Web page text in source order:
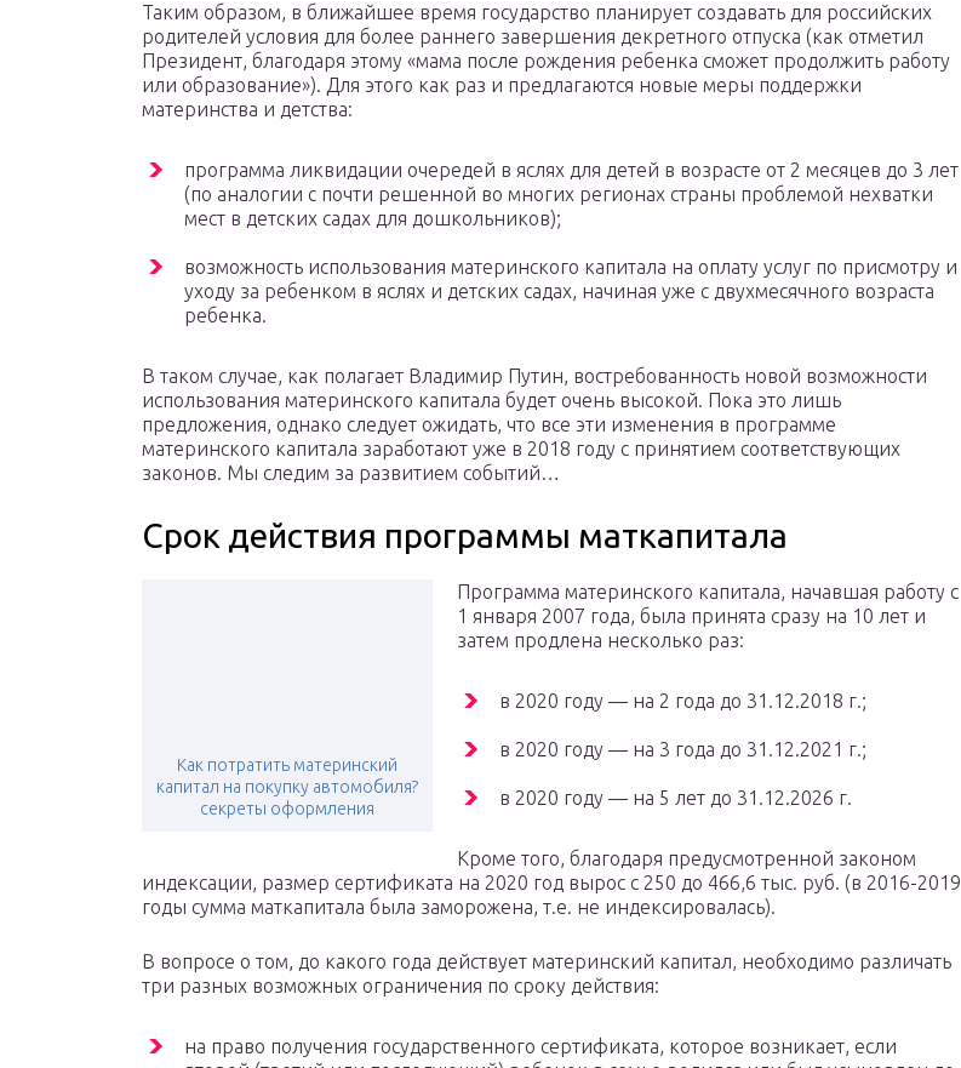
Таким образом, в ближайшее время государство планирует создавать для российских
родителей условия для более раннего завершения декретного отпуска (как отметил
Президент, благодаря этому «мама после рождения ребенка сможет продолжить работу
или образование»). Для этого как раз и предлагаются новые меры поддержки
материнства и детства:
программа ликвидации очередей в яслях для детей в возрасте от 2 месяцев до 3 лет
(по аналогии с почти решенной во многих регионах страны проблемой нехватки
мест в детских садах для дошкольников);
возможность использования материнского капитала на оплату услуг по присмотру и
уходу за ребенком в яслях и детских садах, начиная уже с двухмесячного возраста
ребенка.
В таком случае, как полагает Владимир Путин, востребованность новой возможности
использования материнского капитала будет очень высокой. Пока это лишь
предложения, однако следует ожидать, что все эти изменения в программе
материнского капитала заработают уже в 2018 году с принятием соответствующих
законов. Мы следим за развитием событий…
Срок действия программы маткапитала
Как потратить материнский
капитал на покупку автомобиля?
секреты оформления
Программа материнского капитала, начавшая работу с
1 января 2007 года, была принята сразу на 10 лет и
затем продлена несколько раз:
в 2020 году — на 2 года до 31.12.2018 г.;
в 2020 году — на 3 года до 31.12.2021 г.;
в 2020 году — на 5 лет до 31.12.2026 г.
Кроме того, благодаря предусмотренной законом
индексации, размер сертификата на 2020 год вырос с 250 до 466,6 тыс. руб. (в 2016-2019
годы сумма маткапитала была заморожена, т.е. не индексировалась).
В вопросе о том, до какого года действует материнский капитал, необходимо различать
три разных возможных ограничения по сроку действия:
на право получения государственного сертификата, которое возникает, если